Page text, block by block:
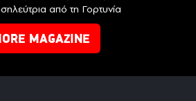
από τη Γορτυνία
MAGAZINE